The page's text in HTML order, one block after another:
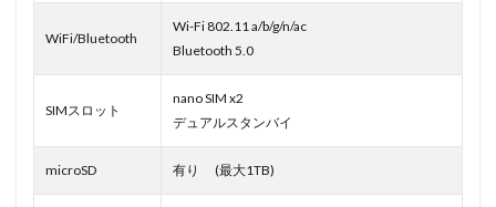
WiFi/Bluetooth
Wi-Fi 802.11 a/b/g/n/ac
Bluetooth 5.0
SIMスロット
nano SIM x2
デュアルスタンバイ
microSD 有り (最大1TB)